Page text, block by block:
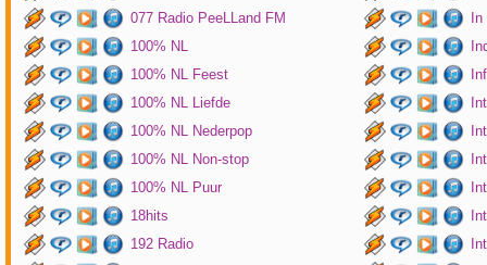
077 Radio PeeLLand FM
100% NL
100% NL Feest
100% NL Liefde
100% NL Nederpop
100% NL Non-stop
100% NL Puur
18hits
192 Radio